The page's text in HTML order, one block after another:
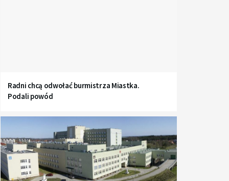
Radni chcą odwołać burmistrza Miastka.
Podali powód